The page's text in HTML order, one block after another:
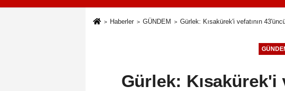
Haberler GÜNDEM Gürlek: Kısakürek'i vefatının
Gürlek: Kısakürek'i